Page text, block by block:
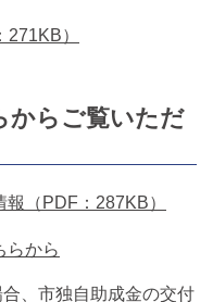
）
からご覧いただ
（PDF：287KB）
らから
、市独自助成金の交付